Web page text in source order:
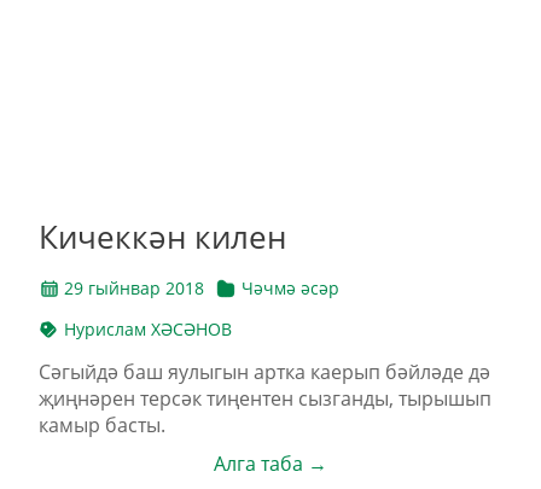
Кичеккән килен
29 гыйнвар 2018
Чәчмә әсәр
Нурислам ХӘСӘНОВ
Сәгыйдә баш яулыгын артка каерып бәйләде дә
җиңнәрен терсәк тиңентен сызганды, тырышып
камыр басты.
Алга таба →